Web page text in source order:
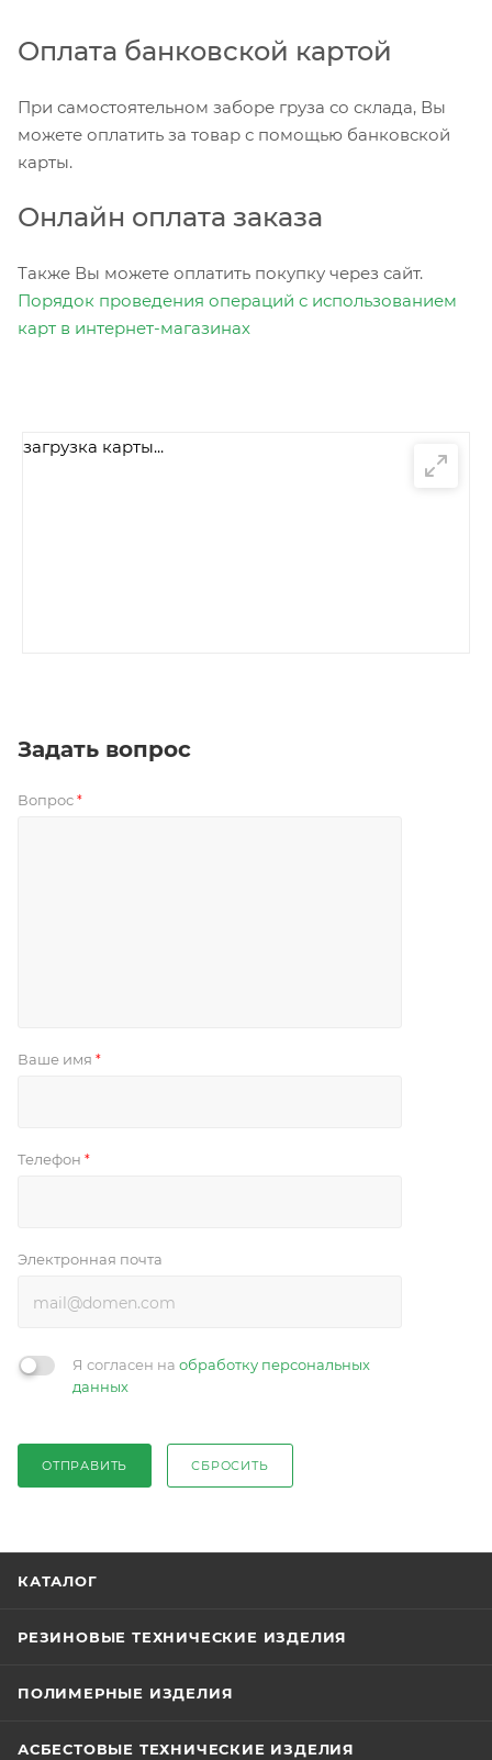
Оплата банковской картой
При самостоятельном заборе груза со склада, Вы
можете оплатить за товар с помощью банковской
карты.
Онлайн оплата заказа
Также Вы можете оплатить покупку через сайт.
Порядок проведения операций с использованием
карт в интернет-магазинах
загрузка карты...
Задать вопрос
Вопрос *
Ваше имя *
Телефон *
Электронная почта
Я согласен на обработку персональных
данных
ОТПРАВИТЬ СБРОСИТЬ
КАТАЛОГ
РЕЗИНОВЫЕ ТЕХНИЧЕСКИЕ ИЗДЕЛИЯ
ПОЛИМЕРНЫЕ ИЗДЕЛИЯ
АСБЕСТОВЫЕ ТЕХНИЧЕСКИЕ ИЗДЕЛИЯ